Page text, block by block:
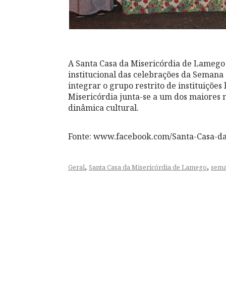
A Santa Casa da Misericórdia de
institucional das celebrações da
integrar o grupo restrito de instituições
Misericórdia junta-se a um dos maiores
dinâmica cultural.
Fonte: www.facebook.com/Santa-Casa-
Geral, Santa Casa da Misericórdia de Lamego,